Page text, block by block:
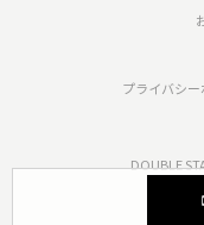
プライバシ
DOUBLE